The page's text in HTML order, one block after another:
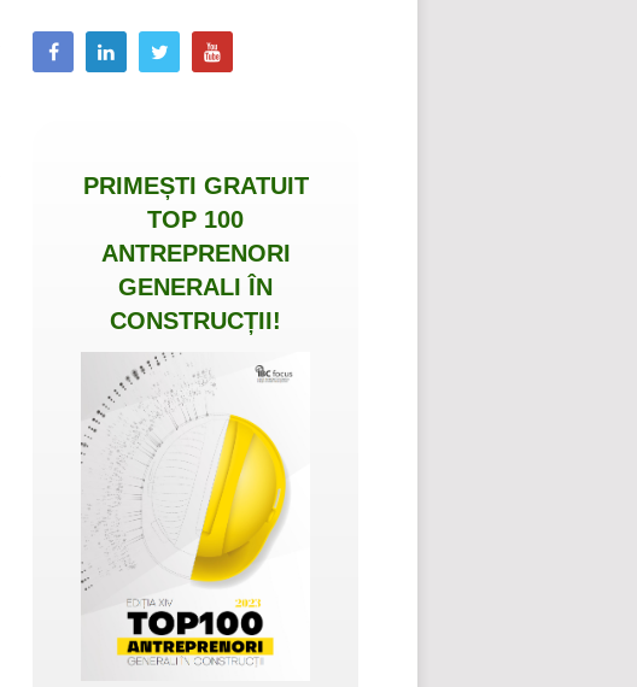
PRIMEȘTI GRATUIT
TOP 100
ANTREPRENORI
GENERALI ÎN
CONSTRUCȚII!